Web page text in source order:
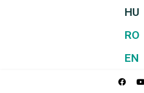
HU
RO
EN